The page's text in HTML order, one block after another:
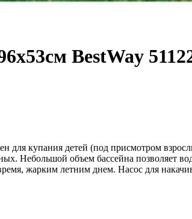
BestWay
для купания детей (под присмотром
Небольшой объем бассейна позволяет
жарким летним днем. Насос для